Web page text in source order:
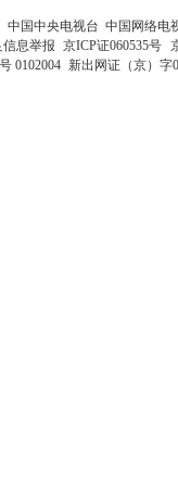
中国中央电视台 中国网络电
息举报 京ICP证060535号
0102004 新出网证（京）